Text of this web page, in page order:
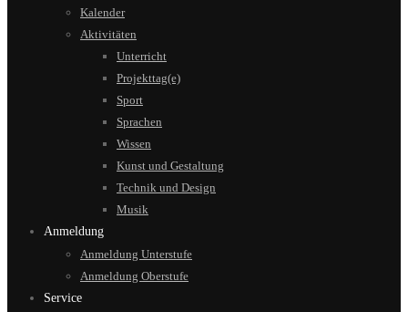
Kalender
Aktivitäten
Unterricht
Projekttag(e)
Sport
Sprachen
Wissen
Kunst und Gestaltung
Technik und Design
Musik
Anmeldung
Anmeldung Unterstufe
Anmeldung Oberstufe
Service